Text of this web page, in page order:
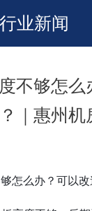
行业新闻
不够怎么
｜惠州机
怎么办？可以改